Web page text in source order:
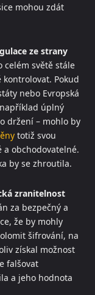
mohou zdát
ze strany
celém světě stále
kontrolovat. Pokud
nebo Evropská
úplný
držení – mohlo by
totiž svou
obchodovatelné.
by se zhroutila.
zranitelnost
za bezpečný a
že by mohly
šifrování, na
získal možnost
falšovat
a jeho hodnota